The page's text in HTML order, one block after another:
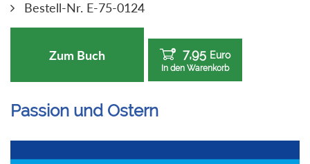
Bestell-Nr. E-75-0124
Zum Buch 7,95 Euro
In den Warenkorb
Passion und Ostern